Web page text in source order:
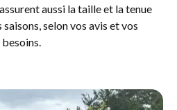
aussi la taille et la tenue
selon vos avis et vos
besoins.